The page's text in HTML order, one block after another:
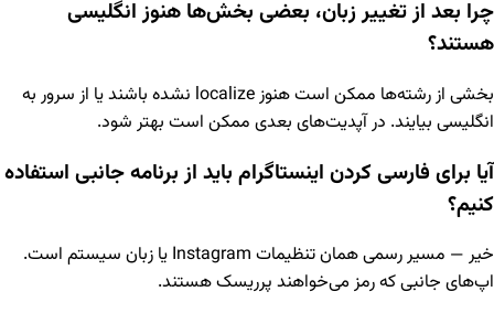
چرا بعد از تغییر زبان، بعضی بخش‌ها هنوز انگلیسی
هستند؟
بخشی از رشته‌ها ممکن است هنوز localize نشده باشند یا از سرور به
انگلیسی بیایند. در آپدیت‌های بعدی ممکن است بهتر شود.
آیا برای فارسی کردن اینستاگرام باید از برنامه جانبی استفاده
کنیم؟
خیر — مسیر رسمی همان تنظیمات Instagram یا زبان سیستم است.
اپ‌های جانبی که رمز می‌خواهند پرریسک هستند.